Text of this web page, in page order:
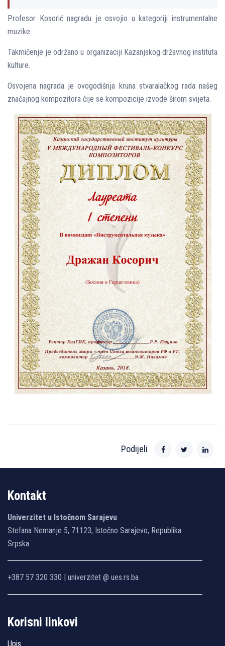
Profesor Kosorić nagradu je osvojio u kategoriji instrumentalne
muzike.
Takmičenje je održano u organizaciji Kazanjskog državnog instituta
kulture.
Osvojena nagrada je ovogodišnja kruna stvaralačkog rada našeg
značajnog kompozitora čije se kompozicije izvode širom svijeta.
Podijeli
Kontakt
Univerzitet u Istočnom Sarajevu
Stefana Nemanje 5, 71123, Istočno Sarajevo, Republika
Srpska
+387 57 320 330 | univerzitet @ ues.rs.ba
Korisni linkovi
Upis